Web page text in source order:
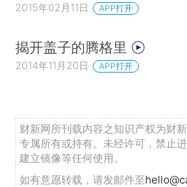
2015年02月11日 APP打开
揭开盖子的腾格里
2014年11月20日 APP打开
财新网所刊载内容之知识产权为财
专属所有或持有。未经许可，禁止
建立镜像等任何使用。
如有意愿转载，请发邮件至